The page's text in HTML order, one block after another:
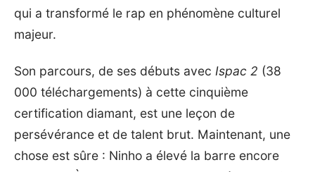
qui a transformé le rap en phénomène culturel
majeur.
Son parcours, de ses débuts avec Ispac 2 (38
000 téléchargements) à cette cinquième
certification diamant, est une leçon de
persévérance et de talent brut. Maintenant, une
chose est sûre : Ninho a élevé la barre encore